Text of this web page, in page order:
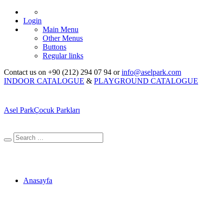
Login
Main Menu
Other Menus
Buttons
Regular links
Contact us on +90 (212) 294 07 94 orinfo@aselpark.com
INDOOR CATALOGUE & PLAYGROUND CATALOGUE
Asel ParkÇocuk Parkları
Anasayfa